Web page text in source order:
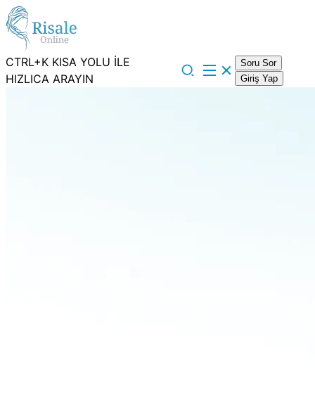
CTRL+K KISA YOLU İLE
HIZLICA ARAYIN
Soru Sor
Giriş Yap